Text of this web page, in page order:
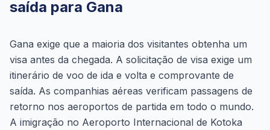
saída para Gana
Gana exige que a maioria dos visitantes obtenha um
visa antes da chegada. A solicitação de visa exige um
itinerário de voo de ida e volta e comprovante de
saída. As companhias aéreas verificam passagens de
retorno nos aeroportos de partida em todo o mundo.
A imigração no Aeroporto Internacional de Kotoka